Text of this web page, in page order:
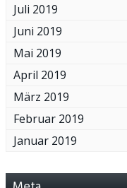
Juli 2019
Juni 2019
Mai 2019
April 2019
März 2019
Februar 2019
Januar 2019